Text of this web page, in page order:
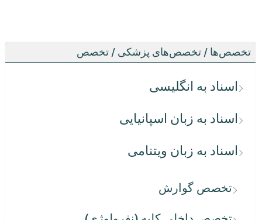
تخصص‌ها / تخصص‌های پزشکی / تخصص
اسناد به انگلیسی
اسناد به زبان اسپانیایی
اسناد به زبان ویتنامی
تخصص گوارش